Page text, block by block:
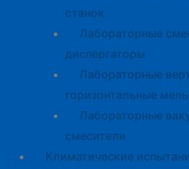
станок
Лабораторные
диспергаторы
Лабораторные
горизонтальные
Лабораторные
смесители
Климатические